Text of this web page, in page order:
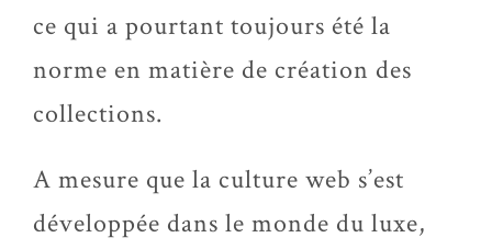
ce qui a pourtant toujours été la
norme en matière de création des
collections.
A mesure que la culture web s’est
développée dans le monde du luxe,